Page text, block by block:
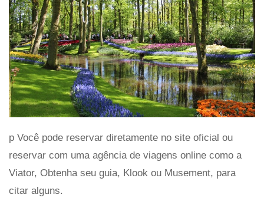
p Você pode reservar diretamente no site oficial ou
reservar com uma agência de viagens online como a
Viator, Obtenha seu guia, Klook ou Musement, para
citar alguns.